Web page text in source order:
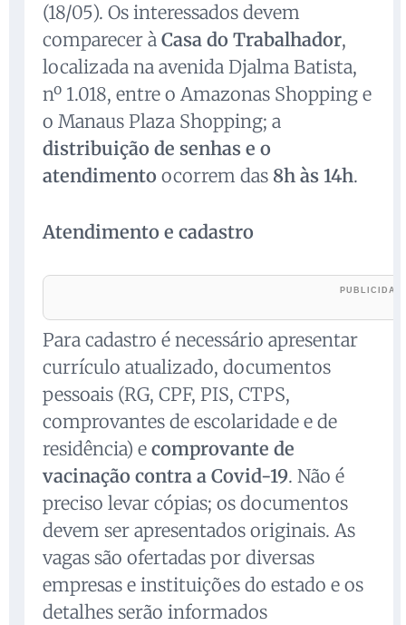
(18/05). Os interessados devem
comparecer à Casa do Trabalhador,
localizada na avenida Djalma Batista,
nº 1.018, entre o Amazonas Shopping e
o Manaus Plaza Shopping; a
distribuição de senhas e o
atendimento ocorrem das 8h às 14h.
Atendimento e cadastro
Para cadastro é necessário apresentar
currículo atualizado, documentos
pessoais (RG, CPF, PIS, CTPS,
comprovantes de escolaridade e de
residência) e comprovante de
vacinação contra a Covid-19. Não é
preciso levar cópias; os documentos
devem ser apresentados originais. As
vagas são ofertadas por diversas
empresas e instituições do estado e os
detalhes serão informados